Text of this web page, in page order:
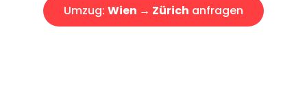
Umzug: Wien → Zürich anfragen